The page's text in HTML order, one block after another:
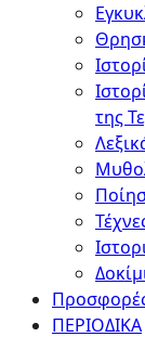
της
ΠΕΡΙΟΔΙΚΑ